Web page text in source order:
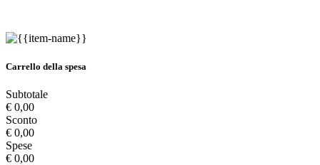
Carrello della spesa
Subtotale
€ 0,00
Sconto
€ 0,00
Spese
€ 0,00